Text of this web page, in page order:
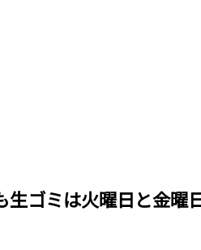
生ゴミは火曜日と金曜